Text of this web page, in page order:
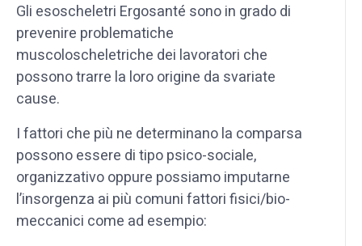
Gli esoscheletri Ergosanté sono in grado di
prevenire problematiche
muscoloscheletriche dei lavoratori che
possono trarre la loro origine da svariate
cause.
I fattori che più ne determinano la comparsa
possono essere di tipo psico-sociale,
organizzativo oppure possiamo imputarne
l’insorgenza ai più comuni fattori fisici/bio-
meccanici come ad esempio: